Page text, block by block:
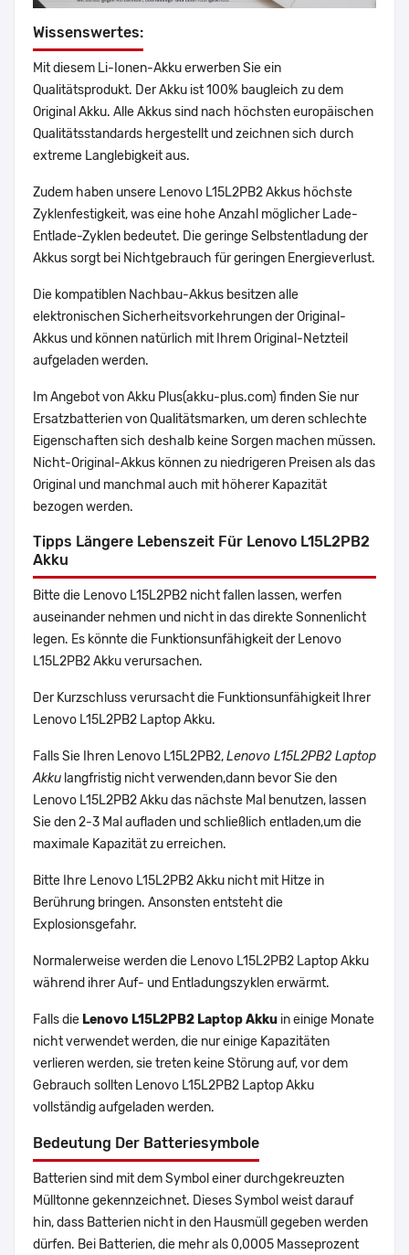
Wissenswertes:
Mit diesem Li-Ionen-Akku erwerben Sie ein
Qualitätsprodukt. Der Akku ist 100% baugleich zu dem
Original Akku. Alle Akkus sind nach höchsten europäischen
Qualitätsstandards hergestellt und zeichnen sich durch
extreme Langlebigkeit aus.
Zudem haben unsere Lenovo L15L2PB2 Akkus höchste
Zyklenfestigkeit, was eine hohe Anzahl möglicher Lade-
Entlade-Zyklen bedeutet. Die geringe Selbstentladung der
Akkus sorgt bei Nichtgebrauch für geringen Energieverlust.
Die kompatiblen Nachbau-Akkus besitzen alle
elektronischen Sicherheitsvorkehrungen der Original-
Akkus und können natürlich mit Ihrem Original-Netzteil
aufgeladen werden.
Im Angebot von Akku Plus(akku-plus.com) finden Sie nur
Ersatzbatterien von Qualitätsmarken, um deren schlechte
Eigenschaften sich deshalb keine Sorgen machen müssen.
Nicht-Original-Akkus können zu niedrigeren Preisen als das
Original und manchmal auch mit höherer Kapazität
bezogen werden.
Tipps Längere Lebenszeit Für Lenovo L15L2PB2
Akku
Bitte die Lenovo L15L2PB2 nicht fallen lassen, werfen
auseinander nehmen und nicht in das direkte Sonnenlicht
legen. Es könnte die Funktionsunfähigkeit der Lenovo
L15L2PB2 Akku verursachen.
Der Kurzschluss verursacht die Funktionsunfähigkeit Ihrer
Lenovo L15L2PB2 Laptop Akku.
Falls Sie Ihren Lenovo L15L2PB2,Lenovo L15L2PB2 Laptop
Akku langfristig nicht verwenden,dann bevor Sie den
Lenovo L15L2PB2 Akku das nächste Mal benutzen, lassen
Sie den 2-3 Mal aufladen und schließlich entladen,um die
maximale Kapazität zu erreichen.
Bitte Ihre Lenovo L15L2PB2 Akku nicht mit Hitze in
Berührung bringen. Ansonsten entsteht die
Explosionsgefahr.
Normalerweise werden die Lenovo L15L2PB2 Laptop Akku
während ihrer Auf- und Entladungszyklen erwärmt.
Falls die Lenovo L15L2PB2 Laptop Akku in einige Monate
nicht verwendet werden, die nur einige Kapazitäten
verlieren werden, sie treten keine Störung auf, vor dem
Gebrauch sollten Lenovo L15L2PB2 Laptop Akku
vollständig aufgeladen werden.
Bedeutung Der Batteriesymbole
Batterien sind mit dem Symbol einer durchgekreuzten
Mülltonne gekennzeichnet. Dieses Symbol weist darauf
hin, dass Batterien nicht in den Hausmüll gegeben werden
dürfen. Bei Batterien, die mehr als 0,0005 Masseprozent